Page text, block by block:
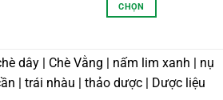
CHỌN
này
nhiều
dây | Chè Vằng | nấm lim xanh | nụ
| trái nhàu | thảo dược | Dược liệu